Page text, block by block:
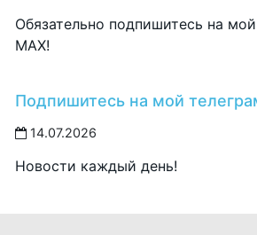
Обязательно подпишитесь на
MAX!
Подпишитесь на мой
14.07.2026
Новости каждый день!